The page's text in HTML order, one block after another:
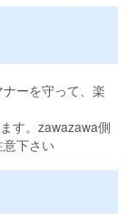
ーを守って、楽
す。zawazawa側
下さい